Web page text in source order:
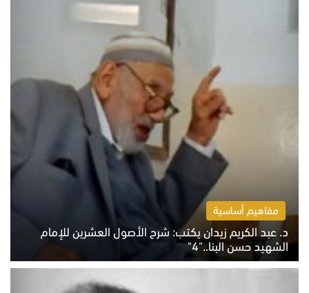
مفاهيم أساسية
د. عبد الكريم زيدان يكتب: شرح الأصول العشرين للإمام
الشهيد حسن البنا.."4"
الخميس 6 أغسطس 2026 10:27 ص